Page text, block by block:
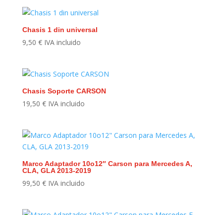
Chasis 1 din universal
9,50 € IVA incluido
Chasis Soporte CARSON
19,50 € IVA incluido
Marco Adaptador 10o12″ Carson para Mercedes A,
CLA, GLA 2013-2019
99,50 € IVA incluido